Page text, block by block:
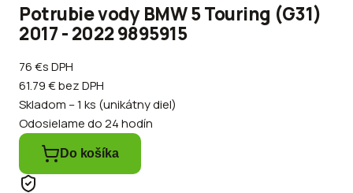
Potrubie vody BMW 5 Touring (G31)
2017 - 2022 9895915
76 €s DPH
61.79 €bez DPH
Skladom – 1 ks (unikátny diel)
Odosielame do 24 hodín
Do košíka